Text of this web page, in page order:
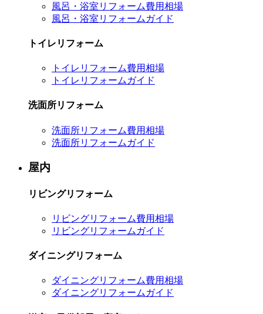
風呂・浴室リフォーム費用相場
風呂・浴室リフォームガイド
トイレリフォーム
トイレリフォーム費用相場
トイレリフォームガイド
洗面所リフォーム
洗面所リフォーム費用相場
洗面所リフォームガイド
屋内
リビングリフォーム
リビングリフォーム費用相場
リビングリフォームガイド
ダイニングリフォーム
ダイニングリフォーム費用相場
ダイニングリフォームガイド